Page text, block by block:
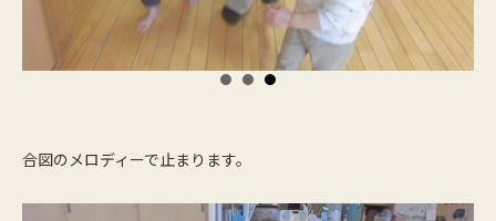
合図のメロディーで止まります。